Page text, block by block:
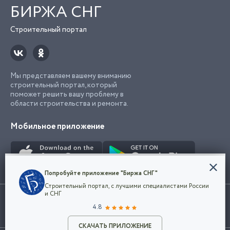
Разместить объявление
БИРЖА СНГ
Строительный портал
Мы представляем вашему вниманию
строительный портал, который
поможет решить вашу проблему в
области строительства и ремонта.
Мобильное приложение
Использование сайта, в том числе подача объявлений, означает
марки представленные на сайте являются собственностью их
Конфиденциальность
Мы используем файлы cookie, чтобы сделать
наш сайт удобным для каждого
Политикой конфиденциальности компании
и принимаете условия использования cookie.
Попробуйте приложение "Биржа СНГ"
Строительный портал, с лучшими специалистами России
и СНГ
4.8
СКАЧАТЬ ПРИЛОЖЕНИЕ